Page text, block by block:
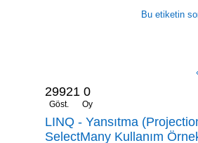
Bu etiketin
29921
Göst.
0
Oy
LINQ - Yansıtma
SelectMany Kullanım